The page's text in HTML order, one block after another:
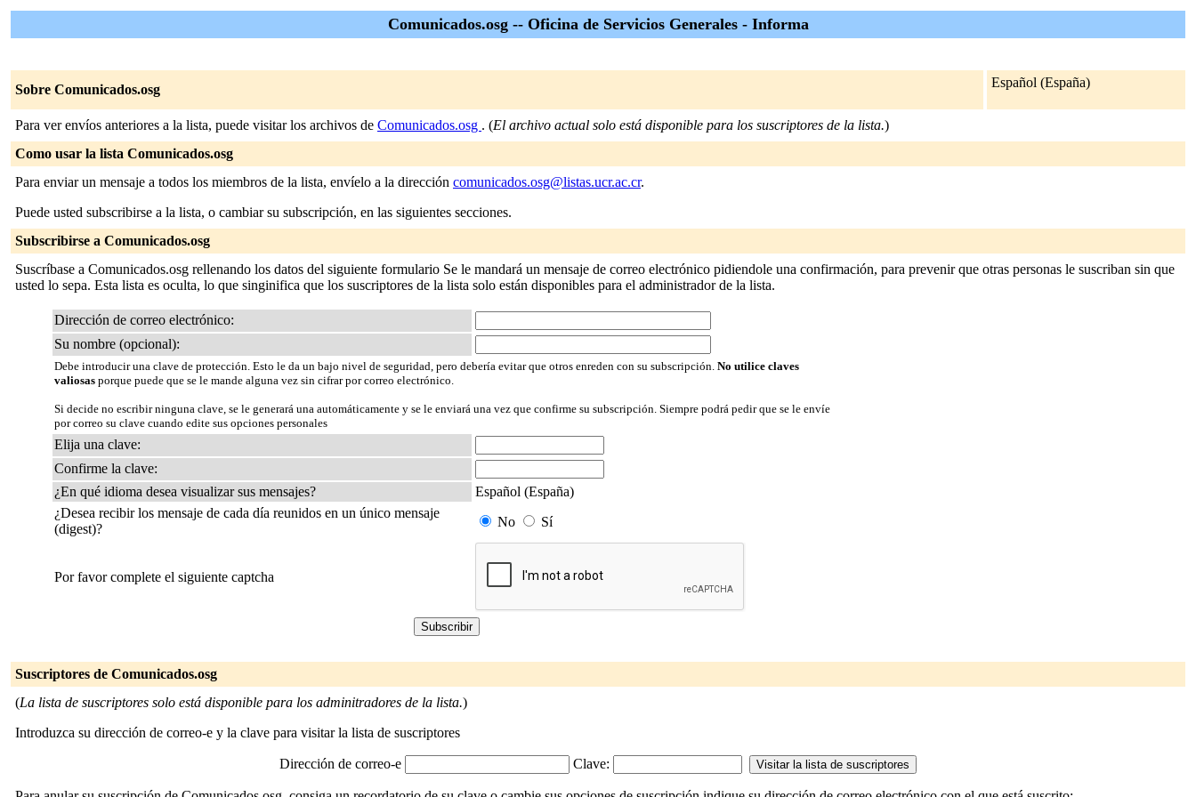
Comunicados.osg -- Oficina de Servicios Generales - Informa
Sobre Comunicados.osg Español (España)
Para ver envíos anteriores a la lista, puede visitar los archivos de Comunicados.osg . (El archivo actual solo está disponible para los suscriptores de la lista.)
Como usar la lista Comunicados.osg
Para enviar un mensaje a todos los miembros de la lista, envíelo a la dirección comunicados.osg@listas.ucr.ac.cr.
Puede usted subscribirse a la lista, o cambiar su subscripción, en las siguientes secciones.
Subscribirse a Comunicados.osg
Suscríbase a Comunicados.osg rellenando los datos del siguiente formulario Se le mandará un mensaje de correo electrónico pidiendole una confirmación, para prevenir que otras personas le suscriban sin que
usted lo sepa. Esta lista es oculta, lo que singinifica que los suscriptores de la lista solo están disponibles para el administrador de la lista.
Dirección de correo electrónico:
Su nombre (opcional):
Debe introducir una clave de protección. Esto le da un bajo nivel de seguridad, pero debería evitar que otros enreden con su subscripción. No utilice claves
valiosas porque puede que se le mande alguna vez sin cifrar por correo electrónico.
Si decide no escribir ninguna clave, se le generará una automáticamente y se le enviará una vez que confirme su subscripción. Siempre podrá pedir que se le envíe
por correo su clave cuando edite sus opciones personales
Elija una clave:
Confirme la clave:
¿En qué idioma desea visualizar sus mensajes?
Español (España)
¿Desea recibir los mensaje de cada día reunidos en un único mensaje
(digest)?
No Sí
Por favor complete el siguiente captcha
Suscriptores de Comunicados.osg
(La lista de suscriptores solo está disponible para los adminitradores de la lista.)
Introduzca su dirección de correo-e y la clave para visitar la lista de suscriptores
Dirección de correo-e Clave: